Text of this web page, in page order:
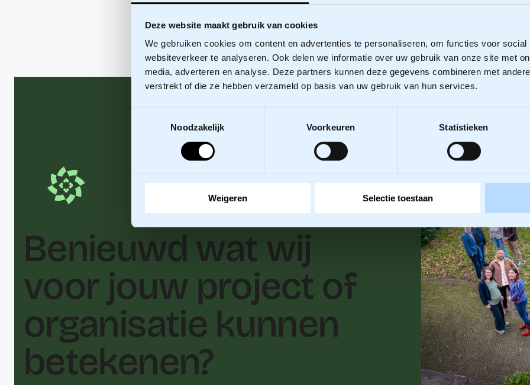
Deze website maakt gebruik van cookies
We gebruiken cookies om content en advertenties te personaliseren, om functies voor
websiteverkeer te analyseren. Ook delen we informatie over uw gebruik van onze site met
media, adverteren en analyse. Deze partners kunnen deze gegevens combineren met
verstrekt of die ze hebben verzameld op basis van uw gebruik van hun services.
Noodzakelijk
Voorkeuren Statistieken
Weigeren Selectie toestaan
Benieuwd wat wij
voor jouw project of
organisatie kunnen
betekenen?